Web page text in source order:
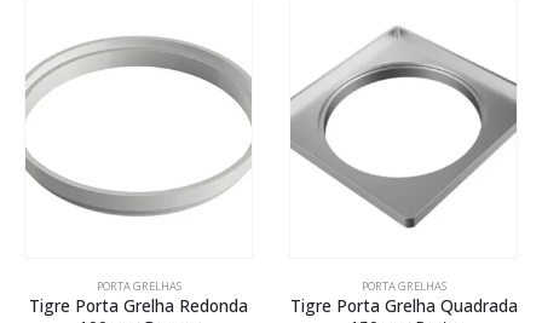
PORTA GRELHAS
Tigre Porta Grelha Redonda
PORTA GRELHAS
Tigre Porta Grelha Quadrada